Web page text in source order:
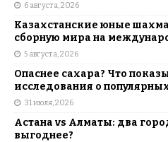
6 августа, 2026
Казахстанские юные
сборную мира на
5 августа, 2026
Опаснее сахара? Что
исследования о
31 июля, 2026
Астана vs Алматы: два
выгоднее?